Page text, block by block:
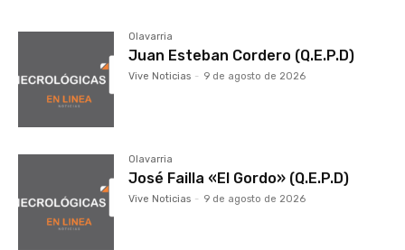
Olavarria
Juan Esteban Cordero (Q.E.P.D)
Vive Noticias - 9 de agosto de 2026
Olavarria
José Failla «El Gordo» (Q.E.P.D)
Vive Noticias - 9 de agosto de 2026